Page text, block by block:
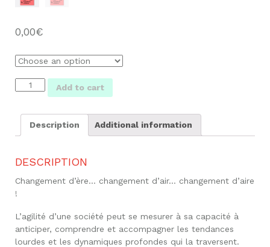
0,00€
ChangementAdd to cart
Description Additional information
DESCRIPTION
Changement d’ère… changement d’air… changement d’aire
!
L’agilité d’une société peut se mesurer à sa capacité à
anticiper, comprendre et accompagner les tendances
lourdes et les dynamiques profondes qui la traversent.